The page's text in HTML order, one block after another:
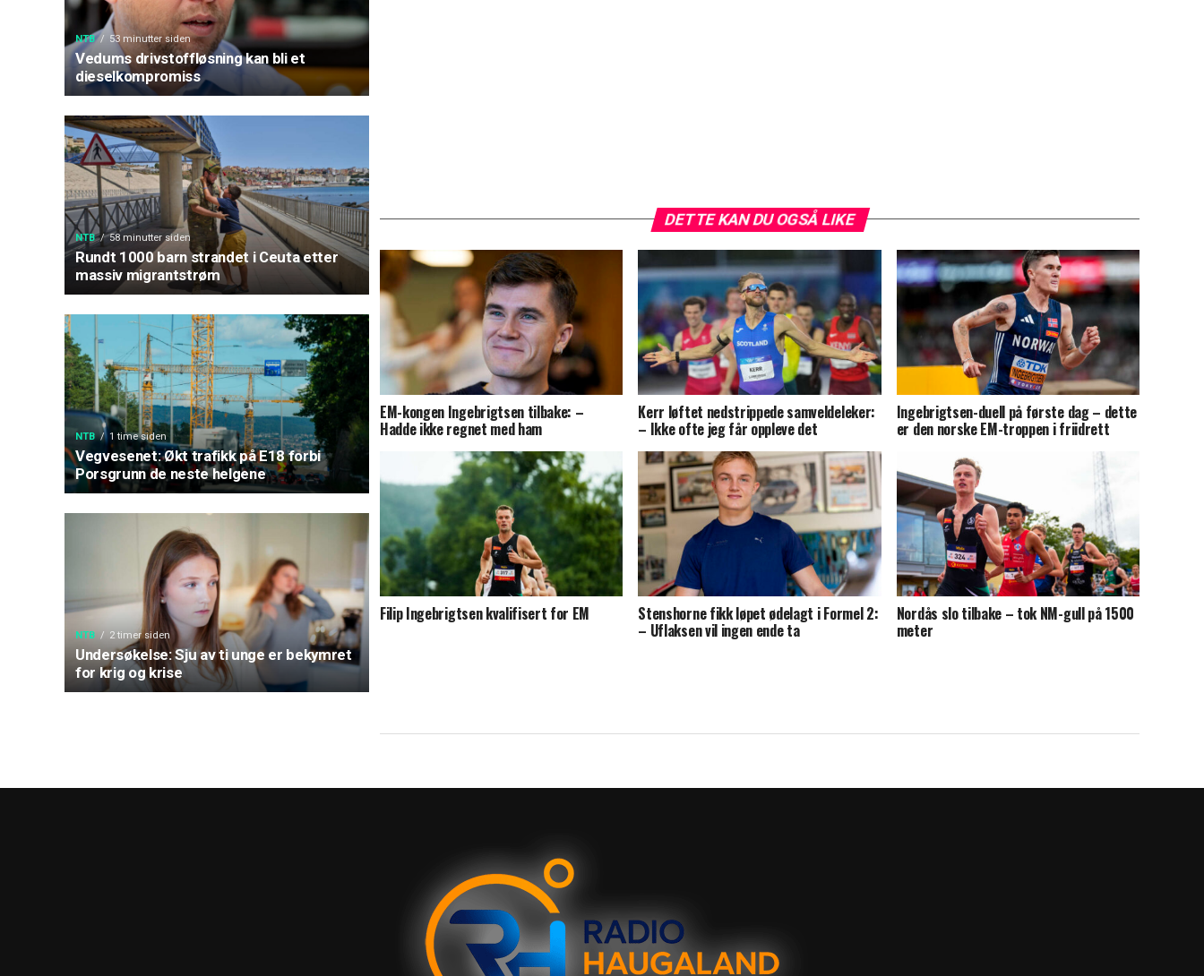
NTB 53 minutter siden
Vedums drivstoffløsning kan bli et
dieselkompromiss
NTB 58 minutter siden
Rundt 1000 barn strandet i Ceuta etter
massiv migrantstrøm
NTB 1 time siden
Vegvesenet: Økt trafikk på E18 forbi
Porsgrunn de neste helgene
NTB 2 timer siden
Undersøkelse: Sju av ti unge er bekymret
for krig og krise
DETTE KAN DU OGSÅ LIKE
EM-kongen Ingebrigtsen tilbake: –
Hadde ikke regnet med ham
Kerr løftet nedstrippede samveldeleker:
– Ikke ofte jeg får oppleve det
Ingebrigtsen-duell på første dag – dette
er den norske EM-troppen i friidrett
Filip Ingebrigtsen kvalifisert for EM Stenshorne fikk løpet ødelagt i Formel 2:
– Uflaksen vil ingen ende ta
Nordås slo tilbake – tok NM-gull på 1500
meter